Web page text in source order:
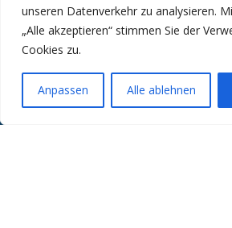
unseren Datenverkehr zu analysieren.
„Alle akzeptieren“ stimmen Sie der
Cookies zu.
Anpassen Alle ablehnen
AUSZEICHNUNGEN: